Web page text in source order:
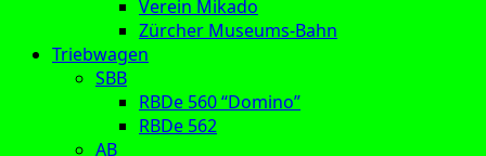
Verein Mikado
Zürcher Museums-Bahn
Triebwagen
SBB
RBDe 560 “Domino”
RBDe 562
AB